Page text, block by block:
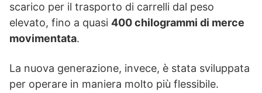
scarico per il trasporto di carrelli dal peso
elevato, fino a quasi 400 chilogrammi di merce
movimentata.
La nuova generazione, invece, è stata sviluppata
per operare in maniera molto più flessibile.